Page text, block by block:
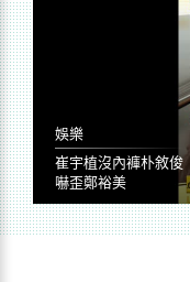
娛樂
崔宇植沒內褲朴敘俊
嚇歪鄭裕美